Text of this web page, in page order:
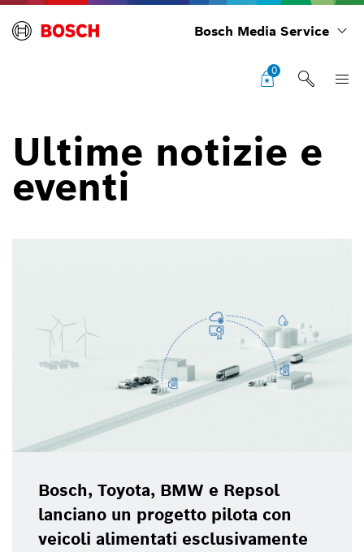
Bosch Media Service
0
Ultime notizie e
eventi
Bosch, Toyota, BMW e Repsol
lanciano un progetto pilota con
veicoli alimentati esclusivamente